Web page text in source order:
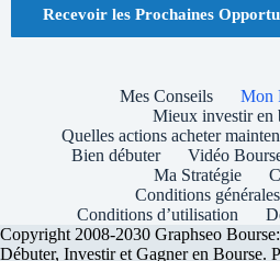
Recevoir les Prochaines
Mes Conseils
Mon
Mieux investir en
Quelles actions acheter
Bien débuter
Vidéo
Ma Stratégie
Conditions
Conditions d’utilisation
Copyright 2008-2030 Graphseo
Débuter, Investir et Gagner en Bourse.